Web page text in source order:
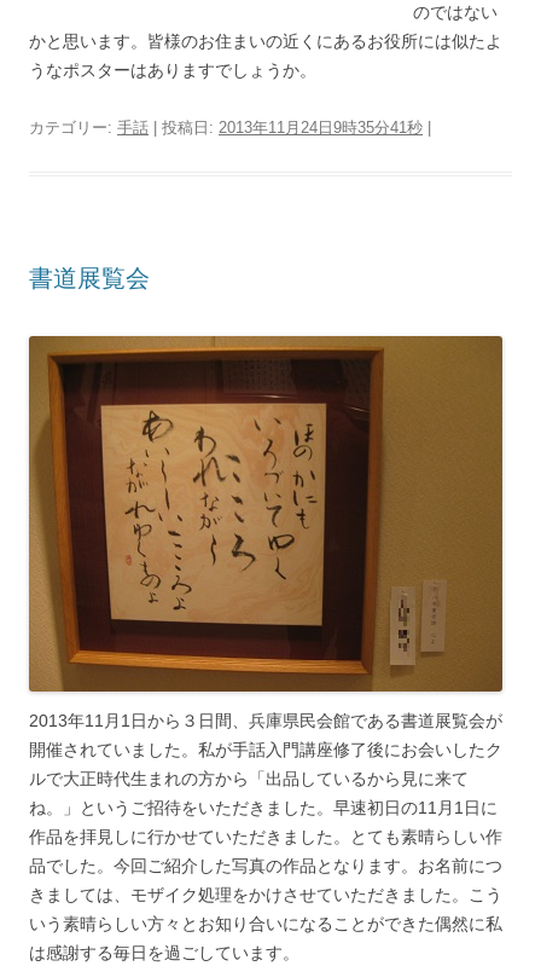
のではない
かと思います。皆様のお住まいの近くにあるお役所には似たよ
うなポスターはありますでしょうか。
カテゴリー: 手話 | 投稿日: 2013年11月24日9時35分41秒
書道展覧会
2013年11月1日から３日間、兵庫県民会館である書道展覧会が
開催されていました。私が手話入門講座修了後にお会いしたク
ルで大正時代生まれの方から「出品しているから見に来て
ね。」というご招待をいただきました。早速初日の11月1日に
作品を拝見しに行かせていただきました。とても素晴らしい作
品でした。今回ご紹介した写真の作品となります。お名前につ
きましては、モザイク処理をかけさせていただきました。こう
いう素晴らしい方々とお知り合いになることができた偶然に私
は感謝する毎日を過ごしています。